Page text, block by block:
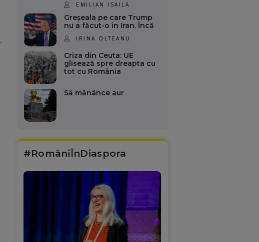
EMILIAN ISAILĂ
Greșeala pe care Trump
nu a făcut-o în Iran. Încă
IRINA OLTEANU
Criza din Ceuta: UE
glisează spre dreapta cu
tot cu România
Să mănânce aur
#RomâniÎnDiaspora